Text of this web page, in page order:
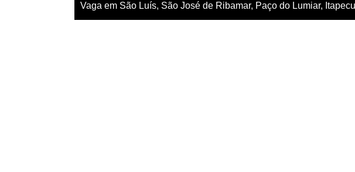
Vaga em São Luís, São José de Ribamar, Paço do Lumiar,